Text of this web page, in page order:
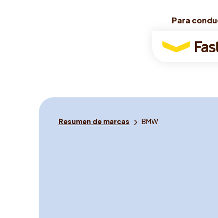
Para
Para
Para
Usted
Resumen de marcas BMW